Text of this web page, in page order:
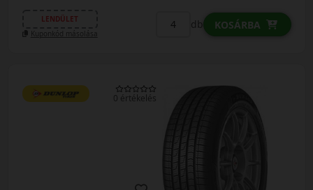
LENDÜLET
Kuponkód másolása
db KOSÁRBA
0 értékelés